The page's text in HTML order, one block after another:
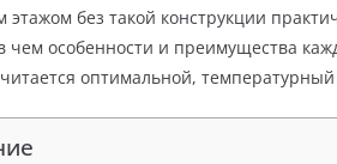
этажом без такой конструкции
чем особенности и преимущества
оптимальной,